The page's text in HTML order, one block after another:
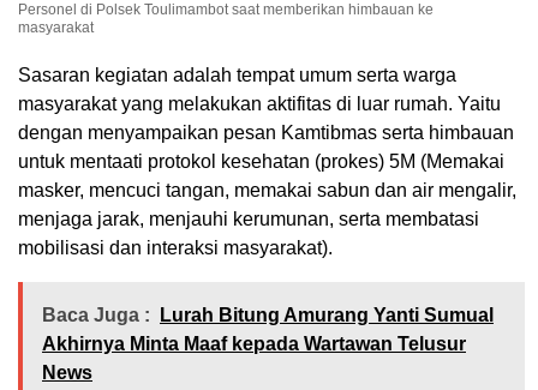
Personel di Polsek Toulimambot saat memberikan himbauan ke
masyarakat
Sasaran kegiatan adalah tempat umum serta warga
masyarakat yang melakukan aktifitas di luar rumah. Yaitu
dengan menyampaikan pesan Kamtibmas serta himbauan
untuk mentaati protokol kesehatan (prokes) 5M (Memakai
masker, mencuci tangan, memakai sabun dan air mengalir,
menjaga jarak, menjauhi kerumunan, serta membatasi
mobilisasi dan interaksi masyarakat).
Baca Juga :
Lurah Bitung Amurang Yanti Sumual
Akhirnya Minta Maaf kepada Wartawan Telusur
News